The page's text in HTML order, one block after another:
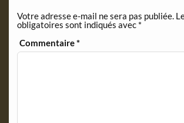
d
l
y
Votre adresse e-mail ne sera pas publiée.
obligatoires sont indiqués avec *
Commentaire*